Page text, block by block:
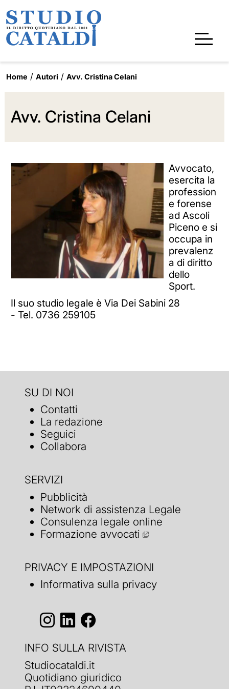
Home Autori Avv. Cristina Celani
Avv. Cristina Celani
Avvocato,
esercita la
profession
e forense
ad Ascoli
Piceno e si
occupa in
prevalenz
a di diritto
dello
Sport.
Il suo studio legale è Via Dei Sabini 28
- Tel. 0736 259105
SU DI NOI
Contatti
La redazione
Seguici
Collabora
SERVIZI
Pubblicità
Network di assistenza Legale
Consulenza legale online
Formazione avvocati
PRIVACY E IMPOSTAZIONI
Informativa sulla privacy
INFO SULLA RIVISTA
Studiocataldi.it
Quotidiano giuridico